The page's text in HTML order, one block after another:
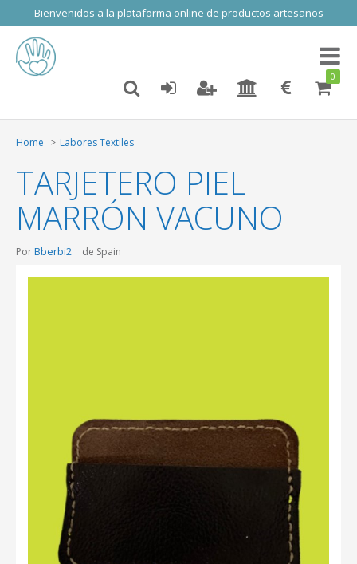
Bienvenidos a la plataforma online de productos artesanos
Toggle
0
Home Labores Textiles
TARJETERO PIEL
MARRÓN VACUNO
PorBberbi2 de Spain